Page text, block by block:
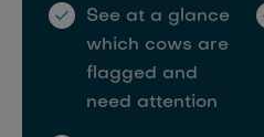
See at a glance
which cows are
flagged and
need attention